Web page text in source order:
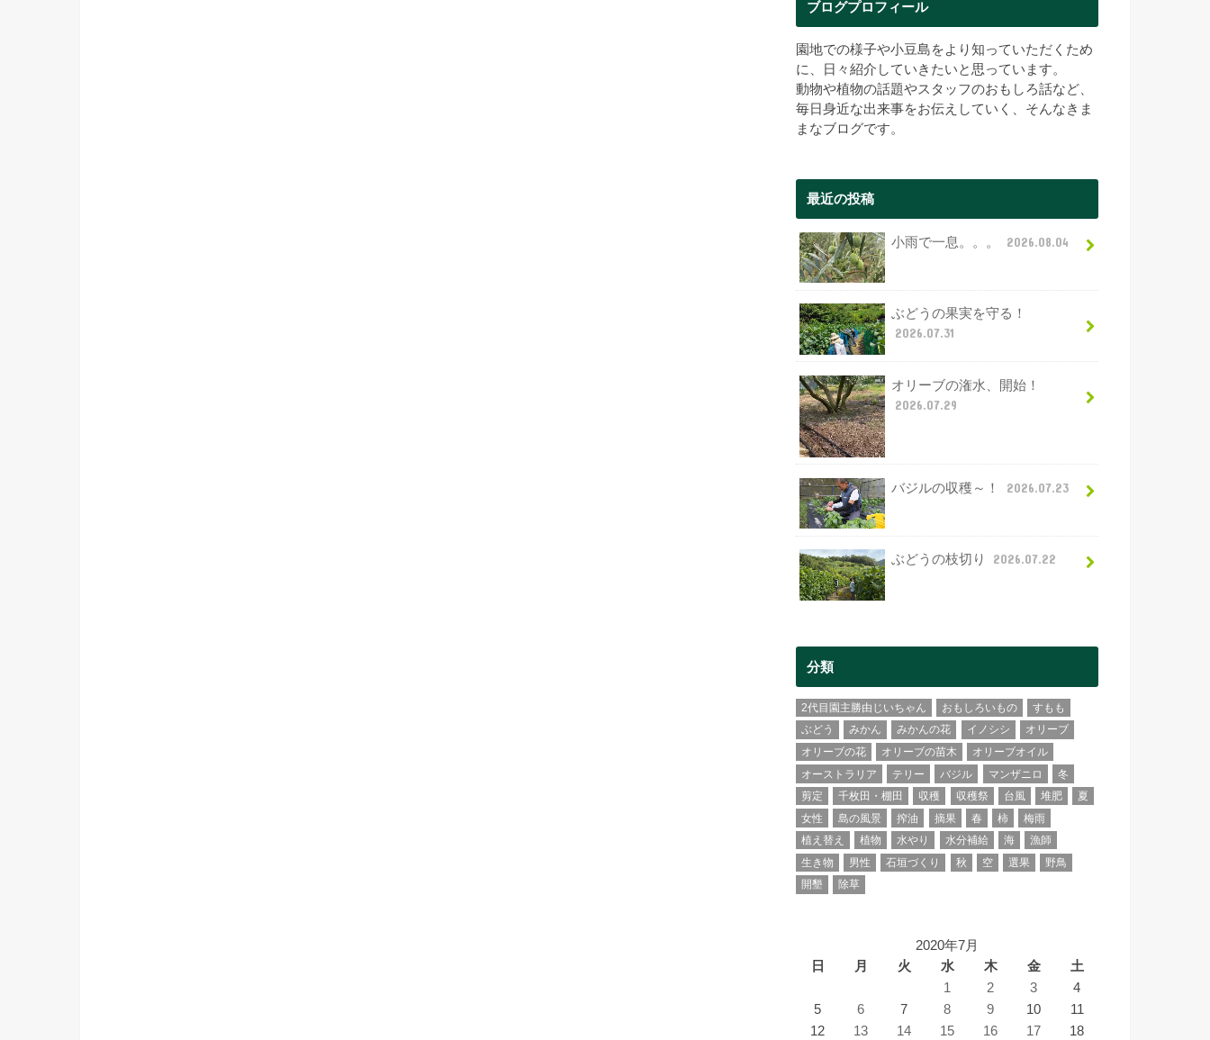
ブログプロフィール
園地での様子や小豆島をより知っていただくため
に、日々紹介していきたいと思っています。
動物や植物の話題やスタッフのおもしろ話など、
毎日身近な出来事をお伝えしていく、そんなきま
まなブログです。
最近の投稿
小雨で一息。。。 2026.08.04
ぶどうの果実を守る！
2026.07.31
オリーブの潅水、開始！
2026.07.29
バジルの収穫～！ 2026.07.23
ぶどうの枝切り 2026.07.22
分類
2代目園主勝由じいちゃん おもしろいもの
すもも
ぶどう
みかん みかんの花 イノシシ
オリーブ
オリーブの花
オリーブの苗木
オリーブオイル
オーストラリア
テリー バジル マンザニロ
冬
剪定
千枚田・棚田 収穫 収穫祭 台風 堆肥
夏
女性
島の風景 搾油 摘果 春 柿
梅雨
植え替え
植物 水やり 水分補給 海
漁師
生き物
男性 石垣づくり 秋 空 選果
野鳥
開墾
除草
2020年7月
日
月 火 水 木 金 土
1 2 3
4
5
6 7 8 9 10
11
12
13 14 15 16 17
18